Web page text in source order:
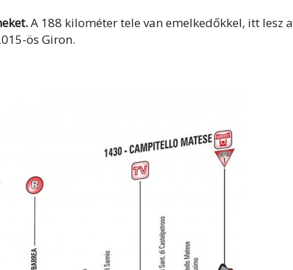
A 188 kilométer tele van emelkedőkkel, itt lesz a
ös Giron.